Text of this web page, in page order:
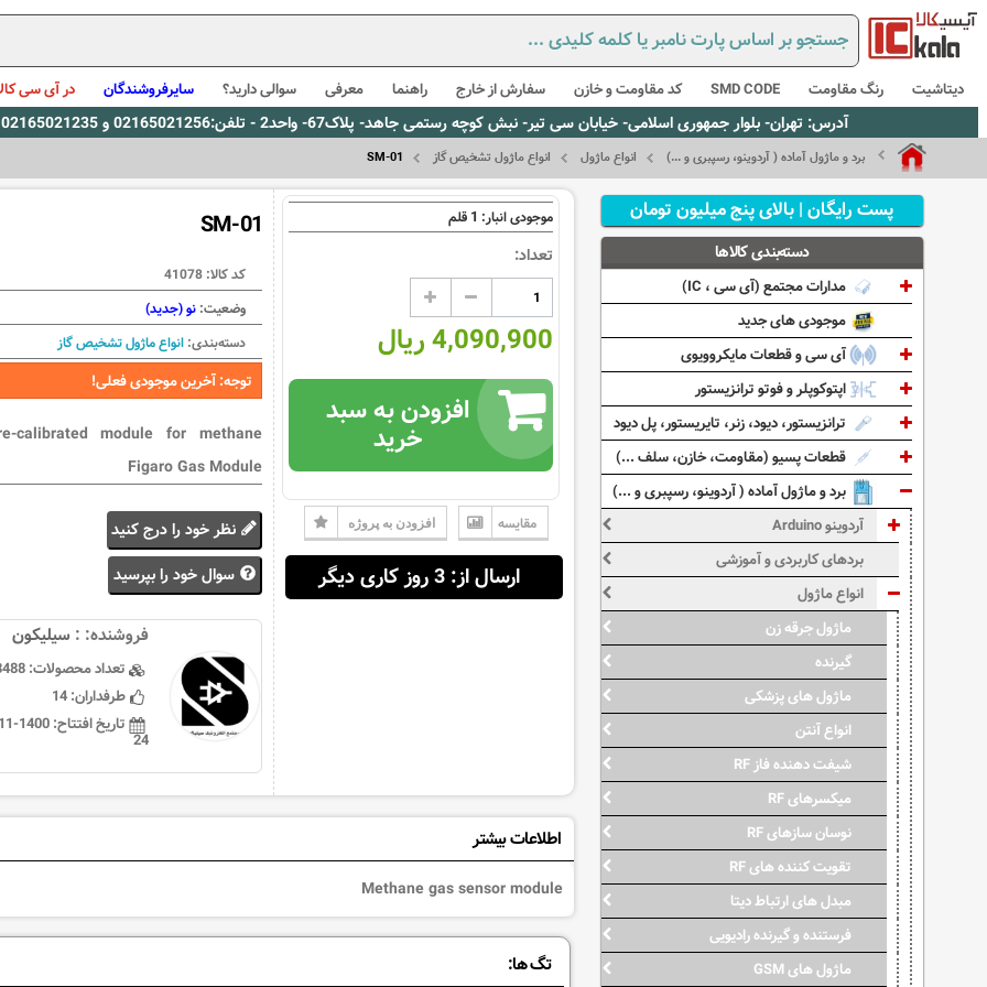
دیتاشیت رنگ مقاومت SMD CODE کد مقاومت و خازن سفارش از خارج راهنما معرفی سوالی دارید؟ سایرفروشندگان در آی سی
آدرس: تهران- بلوار جمهوری اسلامی- خیابان سی تیر- نبش کوچه رستمی جاهد- پلاک67- واحد2 - تلفن:02165021256 و 02165021235، پیام رسان بله: 09309563731 ساعت کاری 9 لغایت 16
برد و ماژول آماده ( آردوینو، رسپبری و ...) انواع ماژول انواع ماژول تشخیص گاز SM-01
SM-01
کد کالا: 41078
وضعیت: نو (جدید)
دسته‌بندی: انواع ماژول تشخیص گاز
توجه: آخرین موجودی فعلی!
calibrated module for methane
Figaro Gas Module
نظر خود را درج کنید
سوال خود را بپرسید
فروشنده: : سيليكون
تعداد محصولات:
طرفداران:14
تاریخ افتتاح:
24
موجودی انبار: 1 قلم
تعداد:
4,090,900 ریال
افزودن به سبد
خرید
مقایسه افزودن به پروژه
ارسال از: 3 روز کاری دیگر
اطلاعات بیشتر
Methane gas sensor module
تگ ها:
پست رایگان | بالای پنج میلیون تومان
دسته‌بندی کالاها
مدارات مجتمع (آی سی ، IC)
موجودی های جدید
آی سی و قطعات مایکروویوی
اپتوکوپلر و فوتو ترانزیستور
ترانزیستور، دیود، زنر، تایریستور، پل دیود
قطعات پسیو (مقاومت، خازن، سلف ...)
برد و ماژول آماده ( آردوینو، رسپبری و ...)
آردوینو Arduino
بردهای کاربردی و آموزشی
انواع ماژول
ماژول جرقه زن
گیرنده
ماژول های پزشکی
انواع آنتن
شیفت دهنده فاز RF
میکسرهای RF
نوسان سازهای RF
تقویت کننده های RF
مبدل های ارتباط دیتا
فرستنده و گیرنده رادیویی
ماژول های GSM